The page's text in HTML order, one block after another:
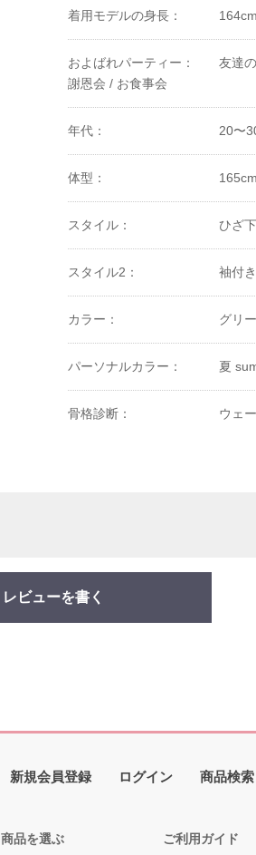
着用モデルの身長：
およばれパーティー： 友達
謝恩会 / お食事会
年代： 20〜
体型：
スタイル： ひざ
スタイル2： 袖付き
カラー： グリ
パーソナルカラー： 夏
骨格診断： ウェ
レビューを書く
新規会員登録 ログイン 商品検索
商品を選ぶ ご利用ガイド